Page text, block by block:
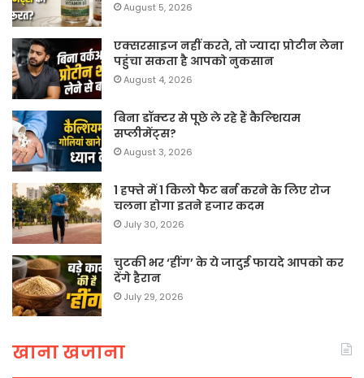
August 5, 2026
एक्सरसाइज नहीं करते, तो ज्यादा प्रोटीन लेना
पहुंचा सकता है आपको नुकसान
August 4, 2026
बिना डॉक्टर से पूछे ले रहे हैं कैल्शियम
सप्लीमेंट्स?
August 3, 2026
1 हफ्ते में 1 किलो फैट बर्न करने के लिए रोज
चलना होगा इतने हजार कदम
July 30, 2026
चुटकी भर ‘हींग’ के ये जादुई फायदे आपको कर
देंगे हैरान
July 29, 2026
खाना खजाना